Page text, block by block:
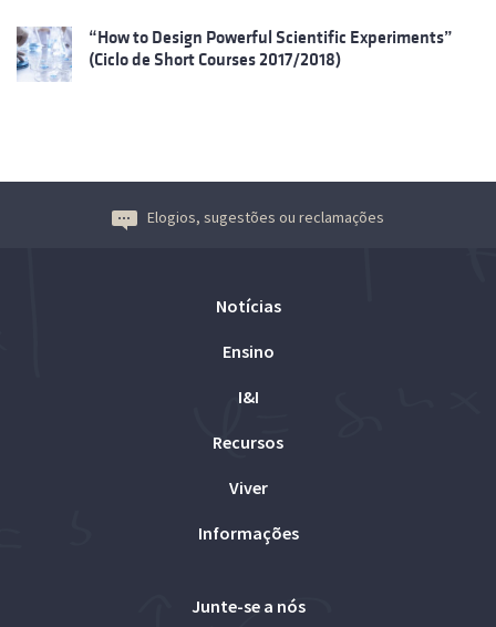
“How to Design Powerful Scientific Experiments”
(Ciclo de Short Courses 2017/2018)
Elogios, sugestões ou reclamações
Notícias
Ensino
I&I
Recursos
Viver
Informações
Junte-se a nós